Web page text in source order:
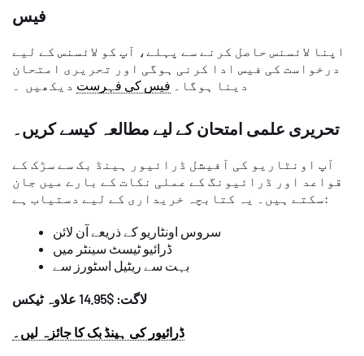
فیس
اپنا لائسنس حاصل کرنے سے پہلے، آپ کو لائسنس کے لیے
درخواست کی فیس ادا کرنی ہوگی اور تحریری امتحان
دینا ہوگا۔ فیس کی فہرست دیکھیں ۔
تحریری علمی امتحان کے لیے مطالعہ کیسے کریں۔
آپ اونٹاریو کی آفیشل ڈرائیور ہینڈ بک سے سڑک کے
قواعد اور ڈرائیونگ کے عملی نکات کے بارے میں جان
سکتے ہیں۔ یہ کتابچہ خریداری کے لیے دستیاب ہے:
سروس اونٹاریو کے ذریعے آن لائن
ڈرائیو ٹیسٹ سینٹر میں
بہت سے ریٹیل اسٹورز سے
لاگت: $14.95 علاوہ ٹیکس
ڈرائیور کی ہینڈ بک کا جائزہ لیں۔